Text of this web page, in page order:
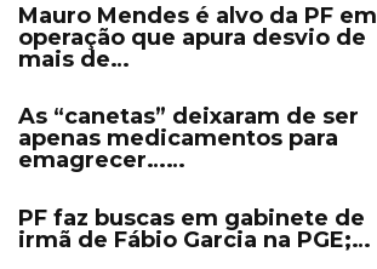
Mauro Mendes é alvo da PF em
operação que apura desvio de
mais de…
As “canetas” deixaram de ser
apenas medicamentos para
emagrecer……
PF faz buscas em gabinete de
irmã de Fábio Garcia na PGE;…